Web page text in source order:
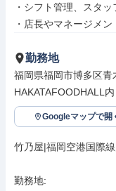
・シフト管理、スタ
・店長やマネージメン
勤務地
福岡県福岡市博多区
HAKATAFOODHALL内
Googleマップで開
竹乃屋|福岡空港国際
勤務地: